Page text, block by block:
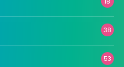
38
53